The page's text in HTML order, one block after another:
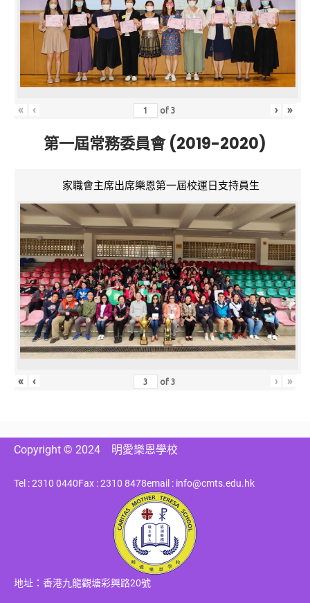
« ‹ of3 › »
第一屆常務委員會 (2019-2020)
家職會主席出席樂恩第一屆校運日支持員生
« ‹ of3 › »
Copyright © 2024 明愛樂恩學校
Tel : 2310 0440Fax : 2310 8478email : info@cmts.edu.hk
地址：香港九龍觀塘彩興路20號